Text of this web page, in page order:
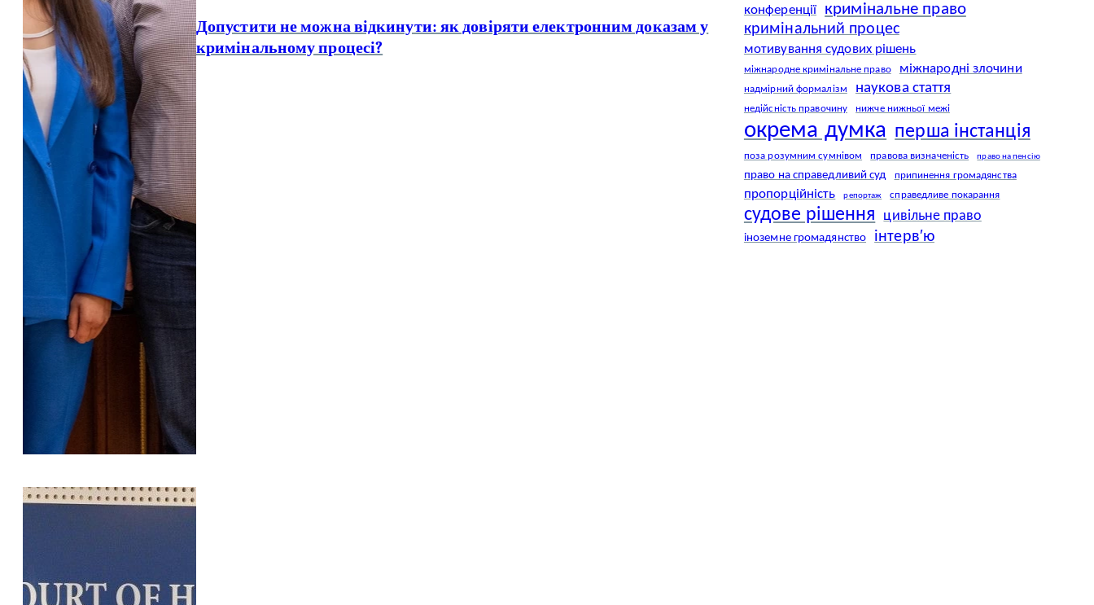
Допустити не можна відкинути: як довіряти електронним доказам у
кримінальному процесі?
конференції
кримінальне право
кримінальний процес
мотивування судових рішень
міжнародне кримінальне право міжнародні злочини
надмірний формалізм наукова стаття
недійсність правочину нижче нижньої межі
окрема думка перша інстанція
поза розумним сумнівом правова визначеність право на пенсію
право на справедливий суд припинення громадянства
пропорційність репортаж справедливе покарання
судове рішення цивільне право
іноземне громадянство інтерв′ю